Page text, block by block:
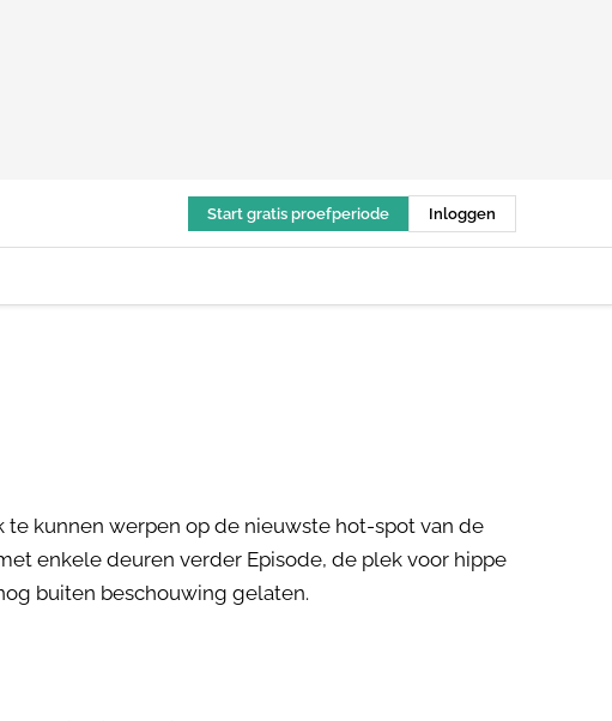
Start gratis proefperiode Inloggen
kunnen werpen op de nieuwste hot-spot van de
enkele deuren verder Episode, de plek voor hippe
buiten beschouwing gelaten.